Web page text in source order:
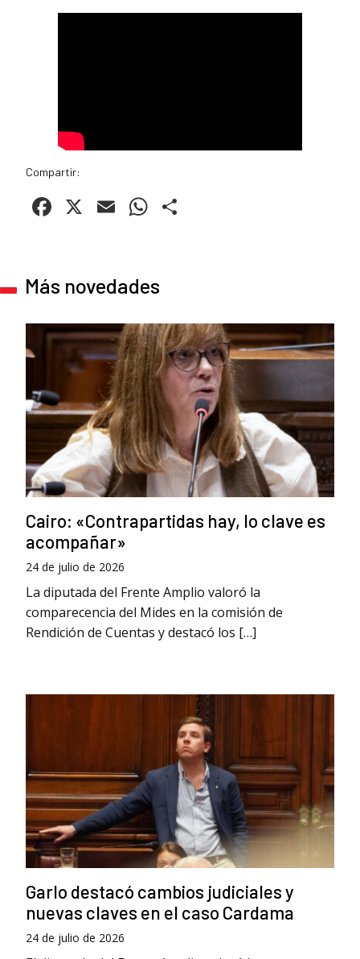
Compartir:
Facebook
X EmailWhatsApp
Más novedades
Cairo: «Contrapartidas hay, lo clave es
acompañar»
24 de julio de 2026
La diputada del Frente Amplio valoró la
comparecencia del Mides en la comisión de
Rendición de Cuentas y destacó los […]
Garlo destacó cambios judiciales y
nuevas claves en el caso Cardama
24 de julio de 2026